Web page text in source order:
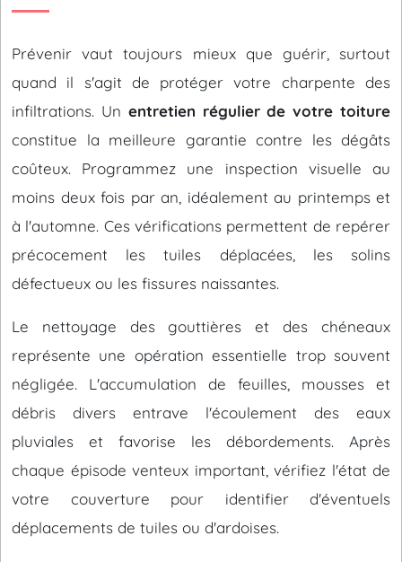
Prévenir vaut toujours mieux que guérir, surtout
quand il s'agit de protéger votre charpente des
infiltrations. Un entretien régulier de votre toiture
constitue la meilleure garantie contre les dégâts
coûteux. Programmez une inspection visuelle au
moins deux fois par an, idéalement au printemps et
à l'automne. Ces vérifications permettent de repérer
précocement les tuiles déplacées, les solins
défectueux ou les fissures naissantes.
Le nettoyage des gouttières et des chéneaux
représente une opération essentielle trop souvent
négligée. L'accumulation de feuilles, mousses et
débris divers entrave l'écoulement des eaux
pluviales et favorise les débordements. Après
chaque épisode venteux important, vérifiez l'état de
votre couverture pour identifier d'éventuels
déplacements de tuiles ou d'ardoises.